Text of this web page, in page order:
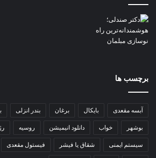
برچسب ها
آبسه مقعدی بایکال برغان بندر انزلی
بوشهر خواب دانلود انیمیشن روسیه
سیستم ایمنی شقاق یا فیشر فیستول مقعدی